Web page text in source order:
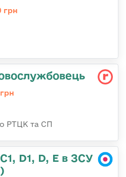
грн
РТЦК та СП
D1, D, E в ЗСУ